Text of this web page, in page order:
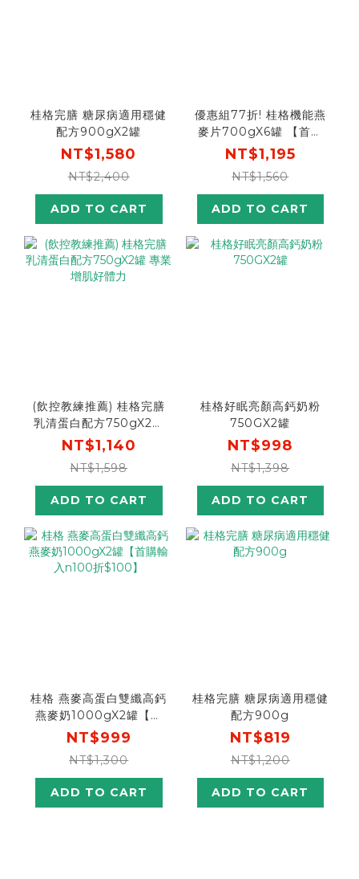
桂格完膳 糖尿病適用穩健
配方900gX2罐
NT$1,580
NT$2,400
ADD TO CART
優惠組77折! 桂格機能燕
麥片700gX6罐 【首購
輸入n100折$100】
NT$1,195
NT$1,560
ADD TO CART
(飲控教練推薦) 桂格完膳
乳清蛋白配方750gX2罐
專業增肌好體力
NT$1,140
NT$1,598
ADD TO CART
桂格好眠亮顏高鈣奶粉
750GX2罐
NT$998
NT$1,398
ADD TO CART
桂格 燕麥高蛋白雙纖高鈣
燕麥奶1000gX2罐【首
購輸入n100折$100】
NT$999
NT$1,300
ADD TO CART
桂格完膳 糖尿病適用穩健
配方900g
NT$819
NT$1,200
ADD TO CART